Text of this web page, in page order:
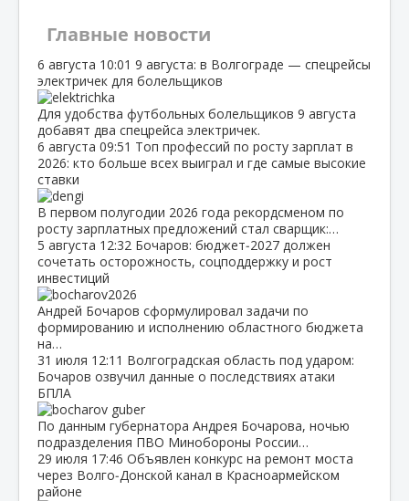
Главные новости
6 августа 10:01 9 августа: в Волгограде — спецрейсы
электричек для болельщиков
Для удобства футбольных болельщиков 9 августа
добавят два спецрейса электричек.
6 августа 09:51 Топ профессий по росту зарплат в
2026: кто больше всех выиграл и где самые высокие
ставки
В первом полугодии 2026 года рекордсменом по
росту зарплатных предложений стал сварщик:…
5 августа 12:32 Бочаров: бюджет‑2027 должен
сочетать осторожность, соцподдержку и рост
инвестиций
Андрей Бочаров сформулировал задачи по
формированию и исполнению областного бюджета
на…
31 июля 12:11 Волгоградская область под ударом:
Бочаров озвучил данные о последствиях атаки
БПЛА
По данным губернатора Андрея Бочарова, ночью
подразделения ПВО Минобороны России…
29 июля 17:46 Объявлен конкурс на ремонт моста
через Волго‑Донской канал в Красноармейском
районе